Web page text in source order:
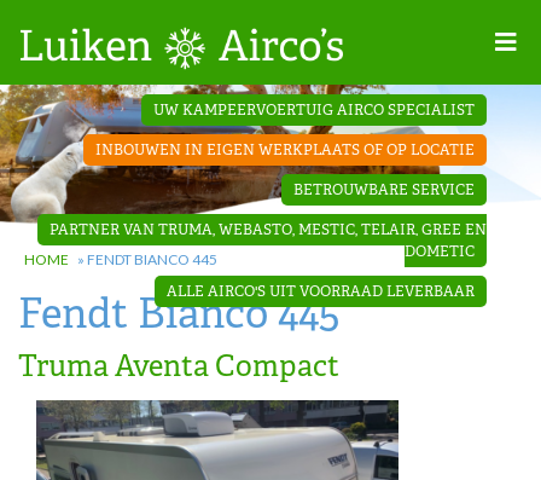
Projecten
Contact
Dakopbouw
airco’s
‘Onder de
bank’ airco’s
‘Teleco
Ultra
UW KAMPEERVOERTUIG AIRCO SPECIALIST
INBOUWEN IN EIGEN WERKPLAATS OF OP LOCATIE
BETROUWBARE SERVICE
PARTNER VAN TRUMA, WEBASTO, MESTIC, TELAIR, GREE EN
DOMETIC
ALLE AIRCO'S UIT VOORRAAD LEVERBAAR
HOME » FENDT BIANCO 445
Fendt Bianco 445
Truma Aventa Compact